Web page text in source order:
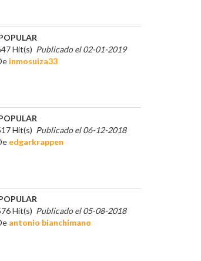
Hit(s) Publicado el 02-01-2019
inmosuiza33
Hit(s) Publicado el 06-12-2018
edgarkrappen
Hit(s) Publicado el 05-08-2018
antonio bianchimano